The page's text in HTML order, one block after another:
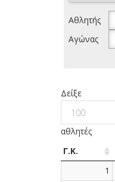
Αθλητής
Αγώνας
Δείξε
αθλητές
Γ.Κ.
1